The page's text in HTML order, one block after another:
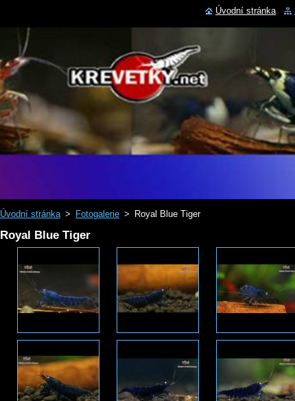
Úvodní stránka > Fotogalerie > Royal Blue Tiger
Royal Blue Tiger
Úvodní stránka